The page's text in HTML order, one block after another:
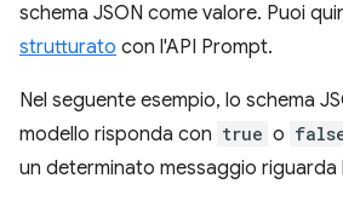
schema JSON come valore. Puoi
strutturato con l'API Prompt.
Nel seguente esempio, lo schema
modello risponda con true o
un determinato messaggio riguarda